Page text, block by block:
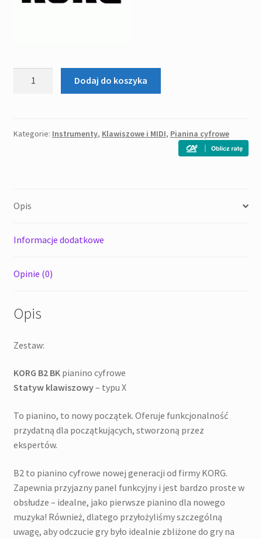
-
Dodaj do koszyka
Kategorie: Instrumenty, Klawiszowe i MIDI, Pianina cyfrowe
Opis
Informacje dodatkowe
Opinie (0)
Opis
Zestaw:
KORG B2 BKpianino cyfrowe
Statyw klawiszowy– typu X
To pianino, to nowy początek. Oferuje funkcjonalność
przydatną dla początkujących, stworzoną przez
ekspertów.
B2 to pianino cyfrowe nowej generacji od firmy KORG.
Zapewnia przyjazny panel funkcyjny i jest bardzo proste w
obsłudze – idealne, jako pierwsze pianino dla nowego
muzyka! Również, dlatego przyłożyliśmy szczególną
uwagę, aby odczucie gry było idealnie zbliżone do gry na